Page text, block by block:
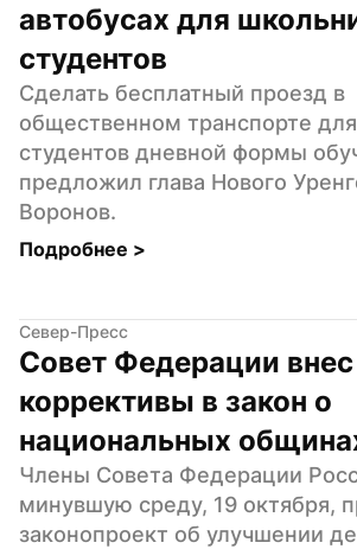
автобусах для
студентов
Сделать бесплатный проезд в
общественном транспорте
студентов дневной формы
предложил глава Нового
Воронов.
Подробнее >
Север-Пресс
Совет Федерации внес
коррективы в закон о
национальных
Члены Совета Федерации
минувшую среду, 19 октября,
законопроект об улучшении